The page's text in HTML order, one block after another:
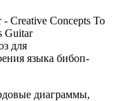
для
языка бибоп-
диаграммы,